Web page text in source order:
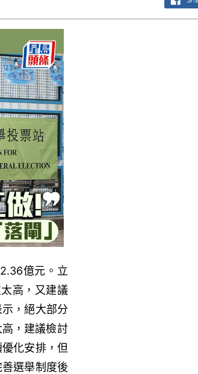
億元。立
高，又建議
，絕大部分
，建議檢討
化安排，但
選舉制度後